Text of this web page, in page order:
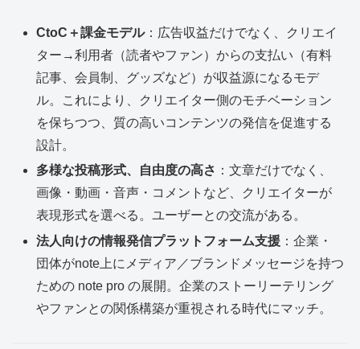
CtoC＋課金モデル：広告収益だけでなく、クリエイ
ター→利用者（読者やファン）からの支払い（有料
記事、会員制、グッズなど）が収益源になるモデ
ル。これにより、クリエイター側のモチベーション
を保ちつつ、質の高いコンテンツの発信を促進する
設計。
多様な投稿形式、自由度の高さ ：文章だけでなく、
画像・動画・音声・コメントなど、クリエイターが
表現形式を選べる。ユーザーとの交流がある。
法人向けの情報発信プラットフォーム支援 ：企業・
団体がnote上にメディア／ブランドメッセージを持つ
ための note pro の展開。企業のストーリーテリング
やファンとの関係構築が重視される時代にマッチ。